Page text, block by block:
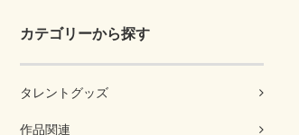
カテゴリーから探す
タレントグッズ
作品関連